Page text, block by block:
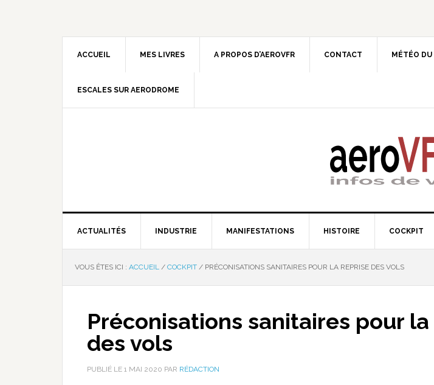
ACCUEIL MES LIVRES A PROPOS D’AEROVFR CONTACT MÉTÉO
ESCALES SUR AERODROME
ACTUALITÉS INDUSTRIE MANIFESTATIONS HISTOIRE COCKPIT
VOUS ÊTES ICI : ACCUEIL / COCKPIT / PRÉCONISATIONS SANITAIRES POUR LA REPRISE DES VOLS
Préconisations sanitaires pour
des vols
PUBLIÉ LE 1 MAI 2020 PAR RÉDACTION